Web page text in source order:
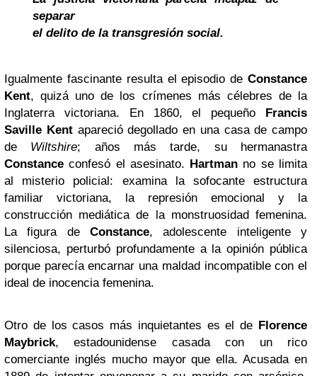
separar
el delito de la transgresión social.
Igualmente fascinante resulta el episodio de Constance
Kent, quizá uno de los crímenes más célebres de la
Inglaterra victoriana. En 1860, el pequeño Francis
Saville Kentapareció degollado en una casa de campo
de Wiltshire; años más tarde, su hermanastra
Constance confesó el asesinato. Hartman no se limita
al misterio policial: examina la sofocante estructura
familiar victoriana, la represión emocional y la
construcción mediática de la monstruosidad femenina.
La figura de Constance, adolescente inteligente y
silenciosa, perturbó profundamente a la opinión pública
porque parecía encarnar una maldad incompatible con el
ideal de inocencia femenina.
Otro de los casos más inquietantes es el de Florence
Maybrick, estadounidense casada con un rico
comerciante inglés mucho mayor que ella. Acusada en